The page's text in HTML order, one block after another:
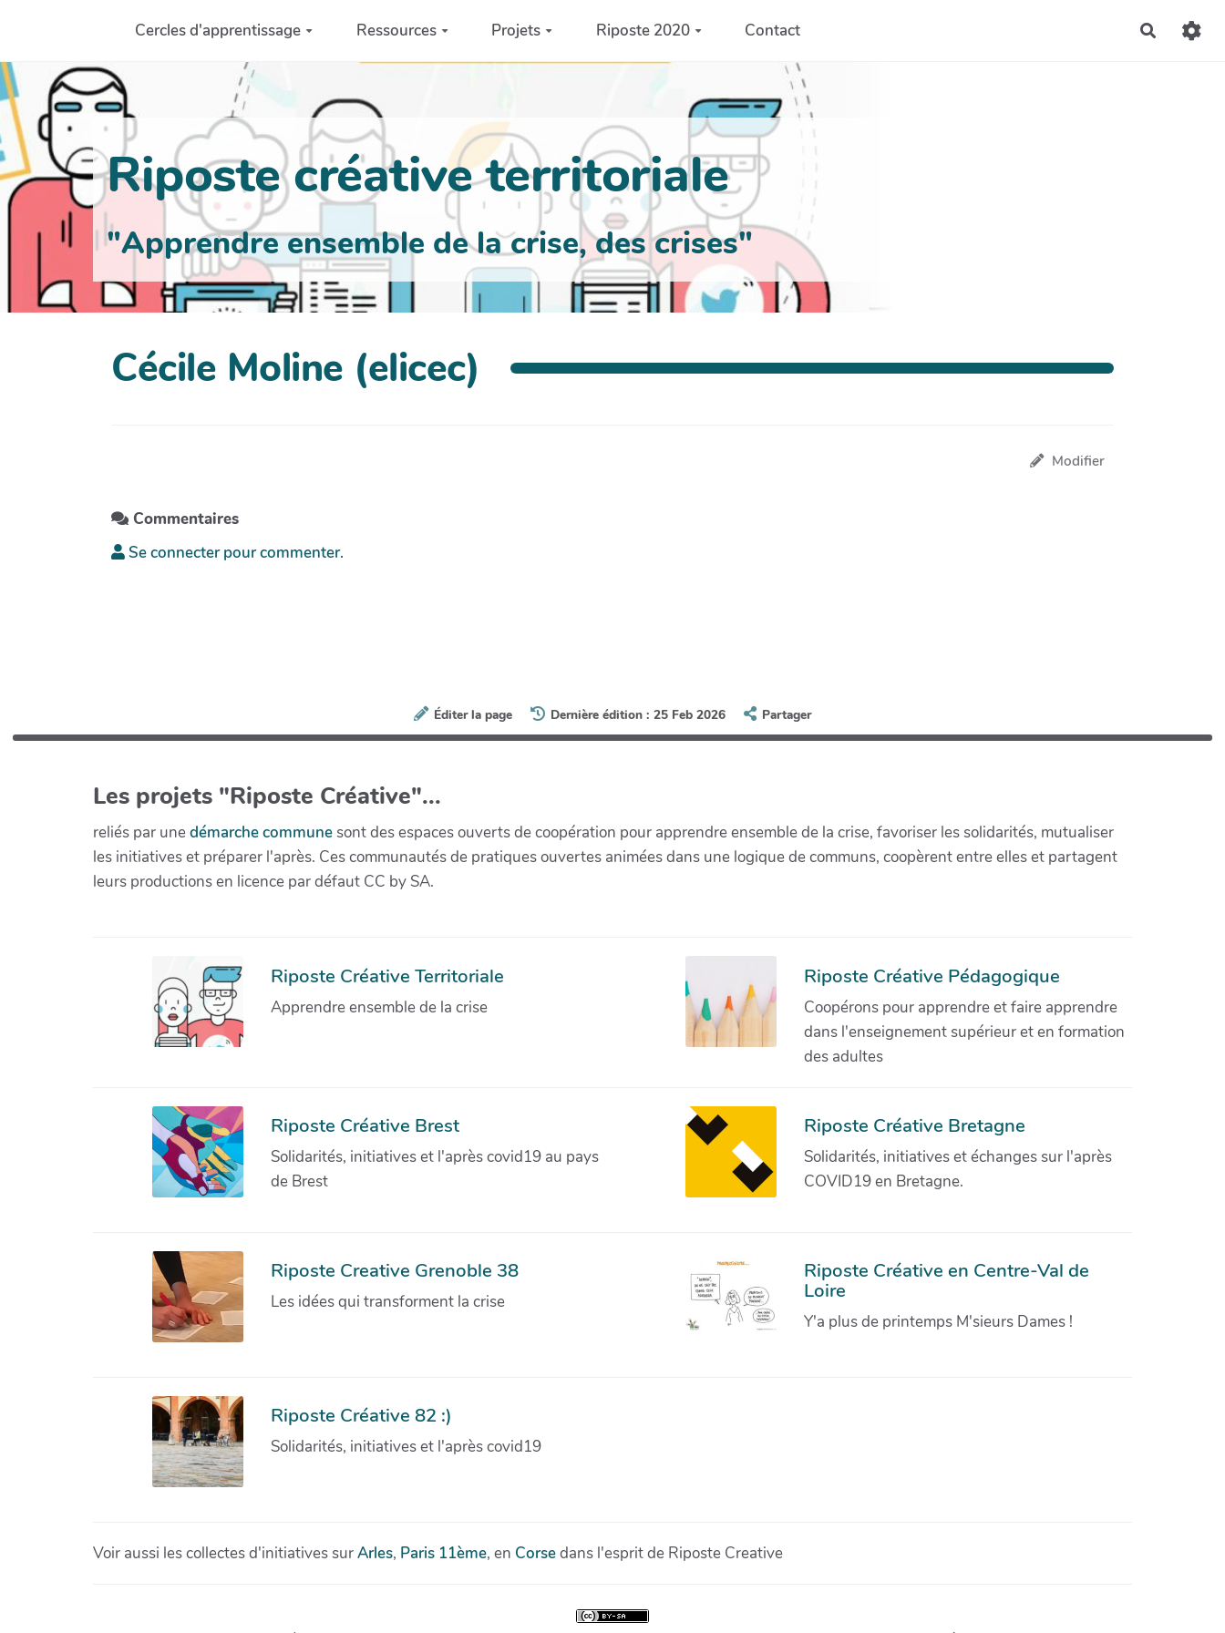
Aller au contenu principalCercles d'apprentissage Ressources Projets Riposte 2020 Contact
Riposte créative territoriale
"Apprendre ensemble de la crise, des crises"
Cécile Moline (elicec)
Modifier
Commentaires
Se connecter pour commenter.
Éditer la page Dernière édition : 25 Feb 2026 Partager
Les projets "Riposte Créative"...
reliés par unedémarche communesont des espaces ouverts de coopération pour apprendre ensemble de la crise, favoriser les solidarités, mutualiser
les initiatives et préparer l'après. Ces communautés de pratiques ouvertes animées dans une logique de communs, coopèrent entre elles et partagent
leurs productions en licence par défaut CC by SA.
Riposte Créative Territoriale
Apprendre ensemble de la crise
Riposte Créative Pédagogique
Coopérons pour apprendre et faire apprendre
dans l'enseignement supérieur et en formation
des adultes
Riposte Créative Brest
Solidarités, initiatives et l'après covid19 au pays
de Brest
Riposte Créative Bretagne
Solidarités, initiatives et échanges sur l'après
COVID19 en Bretagne.
Riposte Creative Grenoble 38
Les idées qui transforment la crise
Riposte Créative en Centre-Val de
Loire
Y'a plus de printemps M'sieurs Dames !
Riposte Créative 82 :)
Solidarités, initiatives et l'après covid19
Voir aussi les collectes d'initiatives surArles, Paris 11ème, en Corsedans l'esprit de Riposte Creative